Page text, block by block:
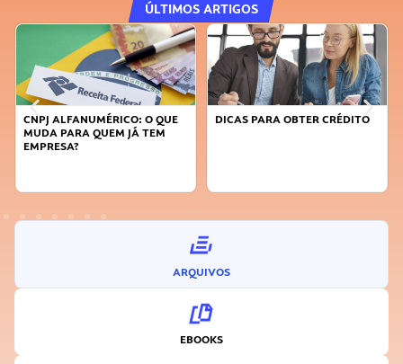
ÚLTIMOS ARTIGOS
CNPJ ALFANUMÉRICO: O QUE
MUDA PARA QUEM JÁ TEM
EMPRESA?
DICAS PARA OBTER CRÉDITO
ARQUIVOS
EBOOKS